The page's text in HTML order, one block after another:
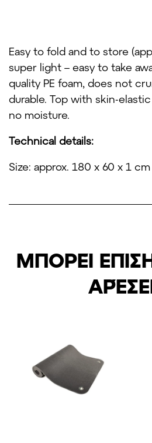
Easy to fold and to store
super light – easy to take
quality PE foam, does not
durable. Top with skin-
no moisture.
Technical details:
Size: approx. 180 x 60 x 1 cm
ΜΠΟΡΕΊ